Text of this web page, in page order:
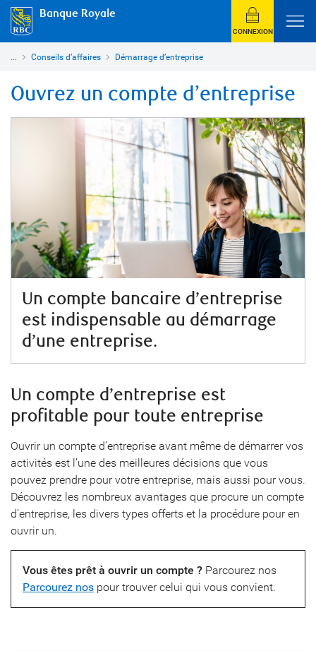
Banque Royale
CONNEXION
... Conseils d’affaires Démarrage d’entreprise
Ouvrez un compte d’entreprise
Un compte bancaire d’entreprise
est indispensable au démarrage
d’une entreprise.
Un compte d’entreprise est
profitable pour toute entreprise
Ouvrir un compte d’entreprise avant même de démarrer vos
activités est l’une des meilleures décisions que vous
pouvez prendre pour votre entreprise, mais aussi pour vous.
Découvrez les nombreux avantages que procure un compte
d’entreprise, les divers types offerts et la procédure pour en
ouvrir un.
Vous êtes prêt à ouvrir un compte ? Parcourez nos
Parcourez nos pour trouver celui qui vous convient.